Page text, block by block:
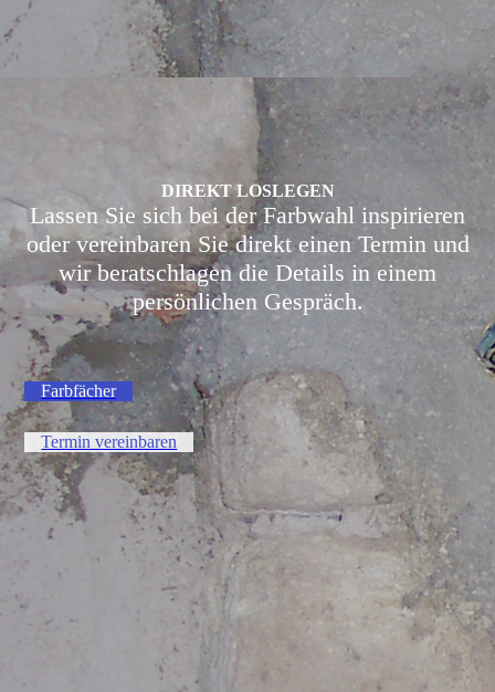
DIREKT LOSLEGEN
Lassen Sie sich bei der Farbwahl inspirieren
oder vereinbaren Sie direkt einen Termin und
wir beratschlagen die Details in einem
persönlichen Gespräch.
Farbfächer
Termin vereinbaren